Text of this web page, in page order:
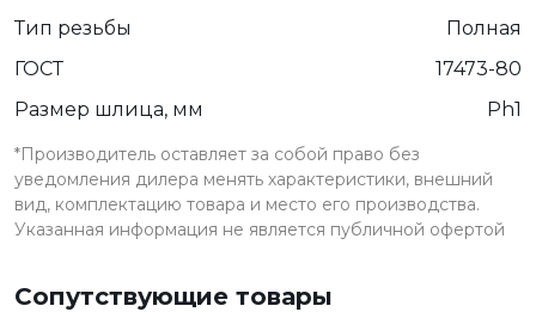
Тип резьбы
Полная
ГОСТ
17473-80
Размер шлица, мм
Ph1
*Производитель оставляет за собой право без
уведомления дилера менять характеристики, внешний
вид, комплектацию товара и место его производства.
Указанная информация не является публичной офертой
Сопутствующие товары